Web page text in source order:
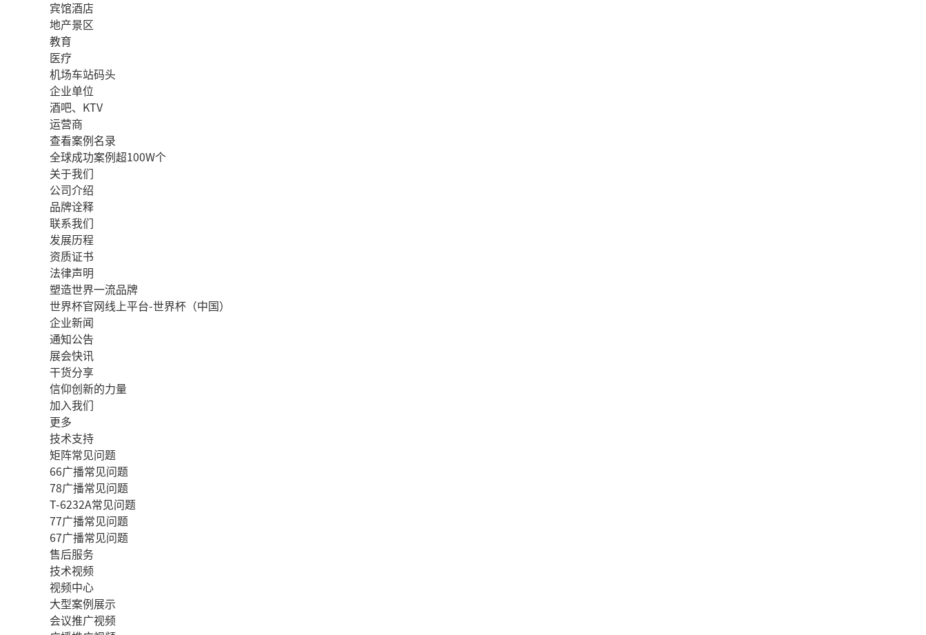
宾馆酒店
地产景区
教育
医疗
机场车站码头
企业单位
酒吧、KTV
运营商
查看案例名录
全球成功案例超100W个
关于我们
公司介绍
品牌诠释
联系我们
发展历程
资质证书
法律声明
塑造世界一流品牌
世界杯官网线上平台-世界杯（中国）
企业新闻
通知公告
展会快讯
干货分享
信仰创新的力量
加入我们
更多
技术支持
矩阵常见问题
66广播常见问题
78广播常见问题
T-6232A常见问题
77广播常见问题
67广播常见问题
售后服务
技术视频
视频中心
大型案例展示
会议推广视频